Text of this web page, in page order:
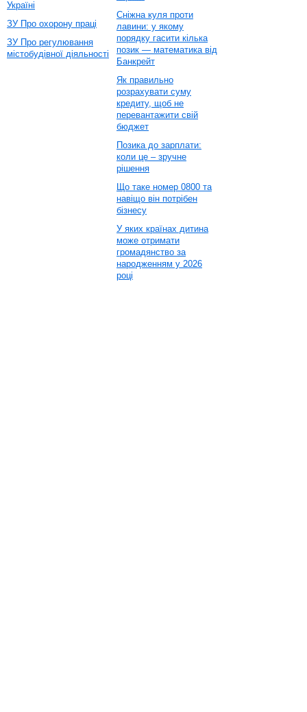
Україні
ЗУ Про охорону праці
ЗУ Про регулювання
містобудівної діяльності
Сніжна куля проти
лавини: у якому
порядку гасити кілька
позик — математика від
Банкрейт
Як правильно
розрахувати суму
кредиту, щоб не
перевантажити свій
бюджет
Позика до зарплати:
коли це – зручне
рішення
Що таке номер 0800 та
навіщо він потрібен
бізнесу
У яких країнах дитина
може отримати
громадянство за
народженням у 2026
році